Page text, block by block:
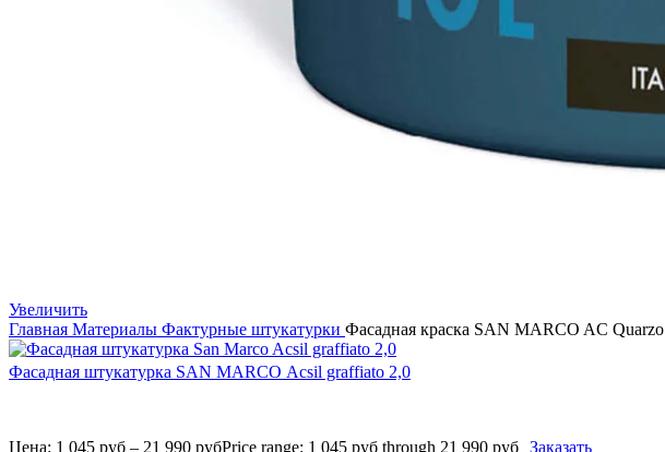
Увеличить
Главная Материалы Фактурные штукатурки Фасадная краска SAN MARCO AC Quarzo
Фасадная штукатурка SAN MARCO Acsil graffiato 2,0
Цена: 1 045 руб – 21 990 рубPrice range: 1 045 руб through 21 990 руб Заказать